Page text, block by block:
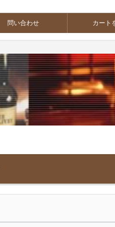
問い合わせ カート